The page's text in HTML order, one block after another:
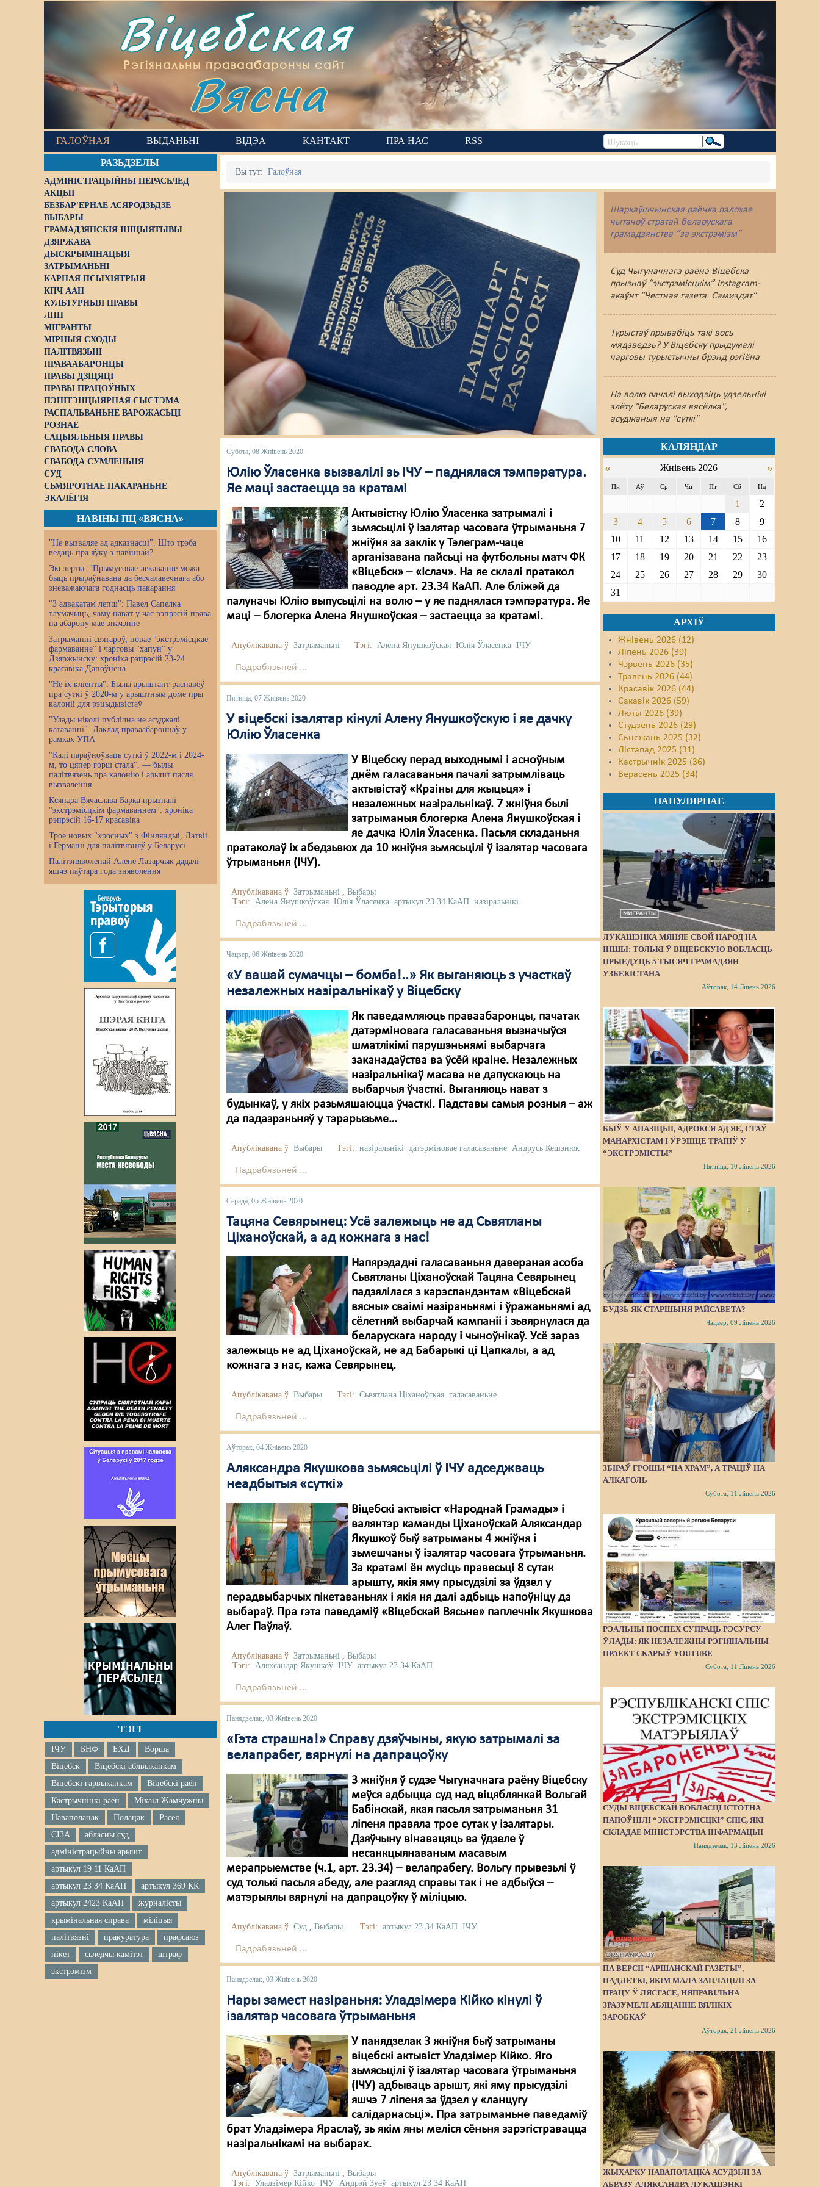
Віцебская
Рэгіянальны праваабарончы сайт
Вясна
ГАЛОЎНАЯ ВЫДАНЬНІ ВІДЭА КАНТАКТ ПРА НАС RSS
РАЗЬДЗЕЛЫ
АДМІНІСТРАЦЫЙНЫ ПЕРАСЬЛЕД
АКЦЫІ
БЕЗБАР'ЕРНАЕ АСЯРОДЗЬДЗЕ
ВЫБАРЫ
ГРАМАДЗЯНСКІЯ ІНІЦЫЯТЫВЫ
ДЗЯРЖАВА
ДЫСКРЫМІНАЦЫЯ
ЗАТРЫМАНЬНІ
КАРНАЯ ПСЫХІЯТРЫЯ
КПЧ ААН
КУЛЬТУРНЫЯ ПРАВЫ
ЛПП
МІГРАНТЫ
МІРНЫЯ СХОДЫ
ПАЛІТВЯЗЬНІ
ПРАВААБАРОНЦЫ
ПРАВЫ ДЗІЦЯЦІ
ПРАВЫ ПРАЦОЎНЫХ
ПЭНІТЭНЦЫЯРНАЯ СЫСТЭМА
РАСПАЛЬВАНЬНЕ ВАРОЖАСЬЦІ
РОЗНАЕ
САЦЫЯЛЬНЫЯ ПРАВЫ
СВАБОДА СЛОВА
СВАБОДА СУМЛЕНЬНЯ
СУД
СЬМЯРОТНАЕ ПАКАРАНЬНЕ
ЭКАЛЁГІЯ
НАВІНЫ ПЦ «ВЯСНА»
"Не вызваляе ад адказнасці". Што трэба
ведаць пра яўку з павіннай?
Эксперты: "Прымусовае лекаванне можа
быць прыраўнавана да бесчалавечнага або
зневажаючага годнасць пакарання"
"З адвакатам лепш": Павел Сапелка
тлумачыць, чаму нават у час рэпрэсій права
на абарону мае значэнне
Затрыманні святароў, новае "экстрэмісцкае
фармаванне" і чарговы "хапун" у
Дзяржынску: хроніка рэпрэсій 23-24
красавіка Дапоўнена
"Не іх кліенты". Былы арыштант распавёў
пра суткі ў 2020-м у арыштным доме пры
калоніі для рэцыдывістаў
"Улады ніколі публічна не асуджалі
катаванні". Даклад праваабаронцаў у
рамках УПА
"Калі параўноўваць суткі ў 2022-м і 2024-
м, то цяпер горш стала", — былы
палітвязень пра калонію і арышт пасля
вызвалення
Ксяндза Вячаслава Барка прызналі
"экстрэмісцкім фармаваннем": хроніка
рэпрэсій 16-17 красавіка
Трое новых "хросных" з Фінляндыі, Латвіі
і Германіі для палітвязняў у Беларусі
Палітзняволенай Алене Лазарчык дадалі
яшчэ паўтара года зняволення
ТЭГІ
ІЧУ БНФ БХД
Ворша
Віцебск
Віцебскі аблвыканкам
Віцебскі гарвыканкам
Віцебскі раён
Кастрычніцкі раён
Міхаіл Жамчужны
Наваполацак
Полацак
Расея
СІЗА
абласны суд
адміністрацыйны арышт
артыкул 19 11 КаАП
артыкул 23 34 КаАП
артыкул 369 КК
артыкул 2423 КаАП
журналісты
крымінальная справа
міліцыя
палітвязні
пракуратура
прафсаюз
пікет
сьледчы камітэт
штраф
экстрэмізм
Вы тут:Галоўная
Шаркаўшчынская раёнка палохае
чытачоў стратай беларускага
грамадзянства “за экстрэмізм”
Суд Чыгуначнага раёна Віцебска
прызнаў “экстрэмісцкім” Instagram-
акаўнт “Честная газета. Самиздат”
Турыстаў прывабіць такі вось
мядзведзь? У Віцебску прыдумалі
чарговы турыстычны брэнд рэгіёна
На волю пачалі выходзіць удзельнікі
злёту "Беларуская вясёлка",
асуджаныя на "суткі"
Субота, 08 Жнівень 2020
Юлію Ўласенка вызвалілі зь ІЧУ – паднялася тэмпэратура.
Яе маці застаецца за кратамі
Актывістку Юлію Ўласенка затрымалі і
зьмясьцілі ў ізалятар часовага ўтрыманьня 7
жніўня за заклік у Тэлеграм-чаце
арганізавана пайсьці на футбольны матч ФК
«Віцебск» – «Іслач». На яе склалі пратакол
паводле арт. 23.34 КаАП. Але бліжэй да
палуначы Юлію выпусьцілі на волю – у яе паднялася тэмпэратура. Яе
маці – блогерка Алена Янушкоўская – застаецца за кратамі.
Апублікавана ў Затрыманьні Тэгі: Алена Янушкоўская Юлія Ўласенка ІЧУ
Падрабязьней ...
Пятніца, 07 Жнівень 2020
У віцебскі ізалятар кінулі Алену Янушкоўскую і яе дачку
Юлію Ўласенка
У Віцебску перад выходнымі і асноўным
днём галасаваньня пачалі затрымліваць
актывістаў «Краіны для жыцьця» і
незалежных назіральнікаў. 7 жніўня былі
затрыманыя блогерка Алена Янушкоўская і
яе дачка Юлія Ўласенка. Пасьля складаньня
пратаколаў іх абедзьвюх да 10 жніўня зьмясьцілі ў ізалятар часовага
ўтрыманьня (ІЧУ).
Апублікавана ў Затрыманьні ,Выбары
Тэгі:
Алена Янушкоўская Юлія Ўласенка артыкул 23 34 КаАП назіральнікі
Падрабязьней ...
Чацвер, 06 Жнівень 2020
«У вашай сумачцы – бомба!..» Як выганяюць з участкаў
незалежных назіральнікаў у Віцебску
Як паведамляюць праваабаронцы, пачатак
датэрміновага галасаваньня вызначыўся
шматлікімі парушэньнямі выбарчага
заканадаўства ва ўсёй краіне. Незалежных
назіральнікаў масава не дапускаюць на
выбарчыя ўчасткі. Выганяюць нават з
будынкаў, у якіх разьмяшаюцца ўчасткі. Падставы самыя розныя – аж
да падазрэньняў у тэрарызьме…
Апублікавана ў Выбары Тэгі: назіральнікі датэрміновае галасаваньне Андрусь Кешэнюк
Падрабязьней ...
Серада, 05 Жнівень 2020
Тацяна Севярынец: Усё залежыць не ад Сьвятланы
Ціханоўскай, а ад кожнага з нас!
Напярэдадні галасаваньня давераная асоба
Сьвятланы Ціханоўскай Тацяна Севярынец
падзялілася з карэспандэнтам «Віцебскай
вясны» сваімі назіраньнямі і ўражаньнямі ад
сёлетняй выбарчай кампаніі і зьвярнулася да
беларускага народу і чыноўнікаў. Усё зараз
залежыць не ад Ціханоўскай, не ад Бабарыкі ці Цапкалы, а ад
кожнага з нас, кажа Севярынец.
Апублікавана ў Выбары Тэгі: Сьвятлана Ціханоўская галасаваньне
Падрабязьней ...
Аўторак, 04 Жнівень 2020
Аляксандра Якушкова зьмясьцілі ў ІЧУ адседжваць
неадбытыя «суткі»
Віцебскі актывіст «Народнай Грамады» і
валянтэр каманды Ціханоўскай Аляксандар
Якушкоў быў затрыманы 4 жніўня і
зьмешчаны ў ізалятар часовага ўтрыманьня.
За кратамі ён мусіць правесьці 8 сутак
арышту, якія яму прысудзілі за ўдзел у
перадвыбарчых пікетаваньнях і якія ня далі адбыць напоўніцу да
выбараў. Пра гэта паведаміў «Віцебскай Вясьне» паплечнік Якушкова
Алег Паўлаў.
Апублікавана ў Затрыманьні ,Выбары
Тэгі:
Аляксандар Якушкоў ІЧУ артыкул 23 34 КаАП
Падрабязьней ...
Панядзелак, 03 Жнівень 2020
«Гэта страшна!» Справу дзяўчыны, якую затрымалі за
велапрабег, вярнулі на дапрацоўку
3 жніўня ў судзе Чыгуначнага раёну Віцебску
меўся адбыцца суд над віцяблянкай Вольгай
Бабінскай, якая пасьля затрыманьня 31
ліпеня правяла трое сутак у ізалятары.
Дзяўчыну вінавацяць ва ўдзеле ў
несанкцыянаваным масавым
мерапрыемстве (ч.1, арт. 23.34) – велапрабегу. Вольгу прывезьлі ў
суд толькі пасьля абеду, але разгляд справы так і не адбыўся –
матэрыялы вярнулі на дапрацоўку ў міліцыю.
Апублікавана ў Суд ,Выбары Тэгі: артыкул 23 34 КаАП ІЧУ
Падрабязьней ...
Панядзелак, 03 Жнівень 2020
Нары замест назіраньня: Уладзімера Кійко кінулі ў
ізалятар часовага ўтрыманьня
У панядзелак 3 жніўня быў затрыманы
віцебскі актывіст Уладзімер Кійко. Яго
зьмясьцілі ў ізалятар часовага ўтрыманьня
(ІЧУ) адбываць арышт, які яму прысудзілі
яшчэ 7 ліпеня за ўдзел у «ланцугу
салідарнасьці». Пра затрыманьне паведаміў
брат Уладзімера Яраслаў, зь якім яны меліся сёньня зарэгістравацца
назіральнікамі на выбарах.
Апублікавана ў Затрыманьні ,Выбары
Тэгі:
Уладзімер Кійко ІЧУ Андрэй Зуеў артыкул 23 34 КаАП
КАЛЯНДАР
« Жнівень 2026 »
Пн Аў Ср Чц Пт Сб Нд
1
2
3
4 5 6 7 8
9
10
11 12 13 14 15
16
17
18 19 20 21 22
23
24
25 26 27 28 29
30
31
АРХІЎ
Жнівень 2026 (12)
Ліпень 2026 (39)
Чэрвень 2026 (35)
Травень 2026 (44)
Красавік 2026 (44)
Сакавік 2026 (59)
Люты 2026 (39)
Студзень 2026 (29)
Сьнежань 2025 (32)
Лістапад 2025 (31)
Кастрычнік 2025 (36)
Верасень 2025 (34)
ПАПУЛЯРНАЕ
ЛУКАШЭНКА МЯНЯЕ СВОЙ НАРОД НА
ІНШЫ: ТОЛЬКІ Ў ВІЦЕБСКУЮ ВОБЛАСЦЬ
ПРЫЕДУЦЬ 5 ТЫСЯЧ ГРАМАДЗЯН
УЗБЕКІСТАНА
Аўторак, 14 Ліпень 2026
БЫЎ У АПАЗІЦЫІ, АДРОКСЯ АД ЯЕ, СТАЎ
МАНАРХІСТАМ І ЎРЭШЦЕ ТРАПІЎ У
“ЭКСТРЭМІСТЫ”
Пятніца, 10 Ліпень 2026
БУДЗЬ ЯК СТАРШЫНЯ РАЙСАВЕТА?
Чацвер, 09 Ліпень 2026
ЗБІРАЎ ГРОШЫ “НА ХРАМ”, А ТРАЦІЎ НА
АЛКАГОЛЬ
Субота, 11 Ліпень 2026
РЭАЛЬНЫ ПОСПЕХ СУПРАЦЬ РЭСУРСУ
ЎЛАДЫ: ЯК НЕЗАЛЕЖНЫ РЭГІЯНАЛЬНЫ
ПРАЕКТ СКАРЫЎ YOUTUBE
Субота, 11 Ліпень 2026
СУДЫ ВІЦЕБСКАЙ ВОБЛАСЦІ ІСТОТНА
ПАПОЎНІЛІ “ЭКСТРЭМІСЦКІ” СПІС, ЯКІ
СКЛАДАЕ МІНІСТЭРСТВА ІНФАРМАЦЫІ
Панядзелак, 13 Ліпень 2026
ПА ВЕРСІІ “АРШАНСКАЙ ГАЗЕТЫ”,
ПАДЛЕТКІ, ЯКІМ МАЛА ЗАПЛАЦІЛІ ЗА
ПРАЦУ Ў ЛЯСГАСЕ, НЯПРАВІЛЬНА
ЗРАЗУМЕЛІ АБЯЦАННЕ ВЯЛІКІХ
ЗАРОБКАЎ
Аўторак, 21 Ліпень 2026
ЖЫХАРКУ НАВАПОЛАЦКА АСУДЗІЛІ ЗА
АБРАЗУ АЛЯКСАНДРА ЛУКАШЭНКІ